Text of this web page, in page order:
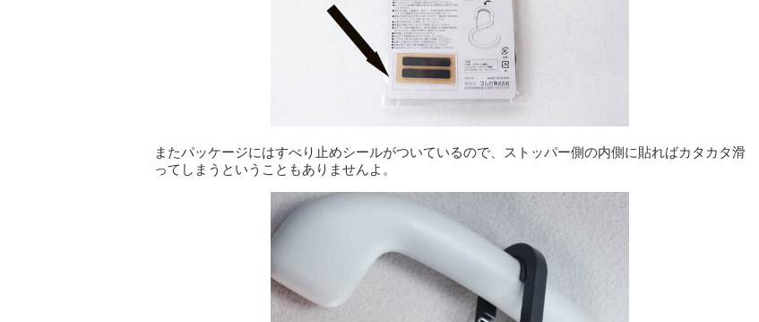
またパッケージにはすべり止めシールがついているので、ストッパー側の内側に貼ればカタカタ滑
ってしまうということもありませんよ。